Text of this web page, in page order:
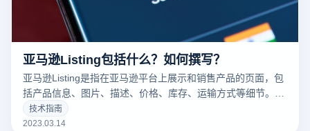
亚马逊Listing包括什么？如何撰写？
亚马逊Listing是指在亚马逊平台上展示和销售产品的页面，包
括产品信息、图片、描述、价格、库存、运输方式等细节。一
个好的亚马逊Listing可以吸引更多的潜在买家，增加销量。以
下云登录指纹浏览器关于亚马逊Listing包括什么？如何撰写？
技术指南
2023.03.14